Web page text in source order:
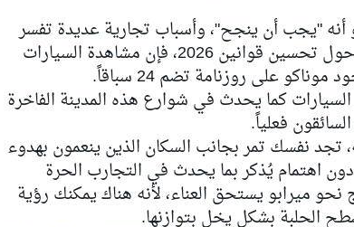
أنه "يجب أن ينجح"، وأسباب تجارية عديدة تفسر
لماذا ينجح بالفعل. لكن بينما تستمر النقاشات حول تحسين قوانين 2026، فإن مشاهدة السيارات
على روزنامة تضم 24 سباقاً.
كما يحدث في شوارع هذه المدينة الفاخرة
فعلياً.
تجد نفسك تمر بجانب السكان الذين ينعمون بهدوء
اهتمام يُذكر بما يحدث في التجارب الحرة
ميرابو يستحق العناء، لأنه هناك يمكنك رؤية
الحلبة بشكل يخل بتوازنها.